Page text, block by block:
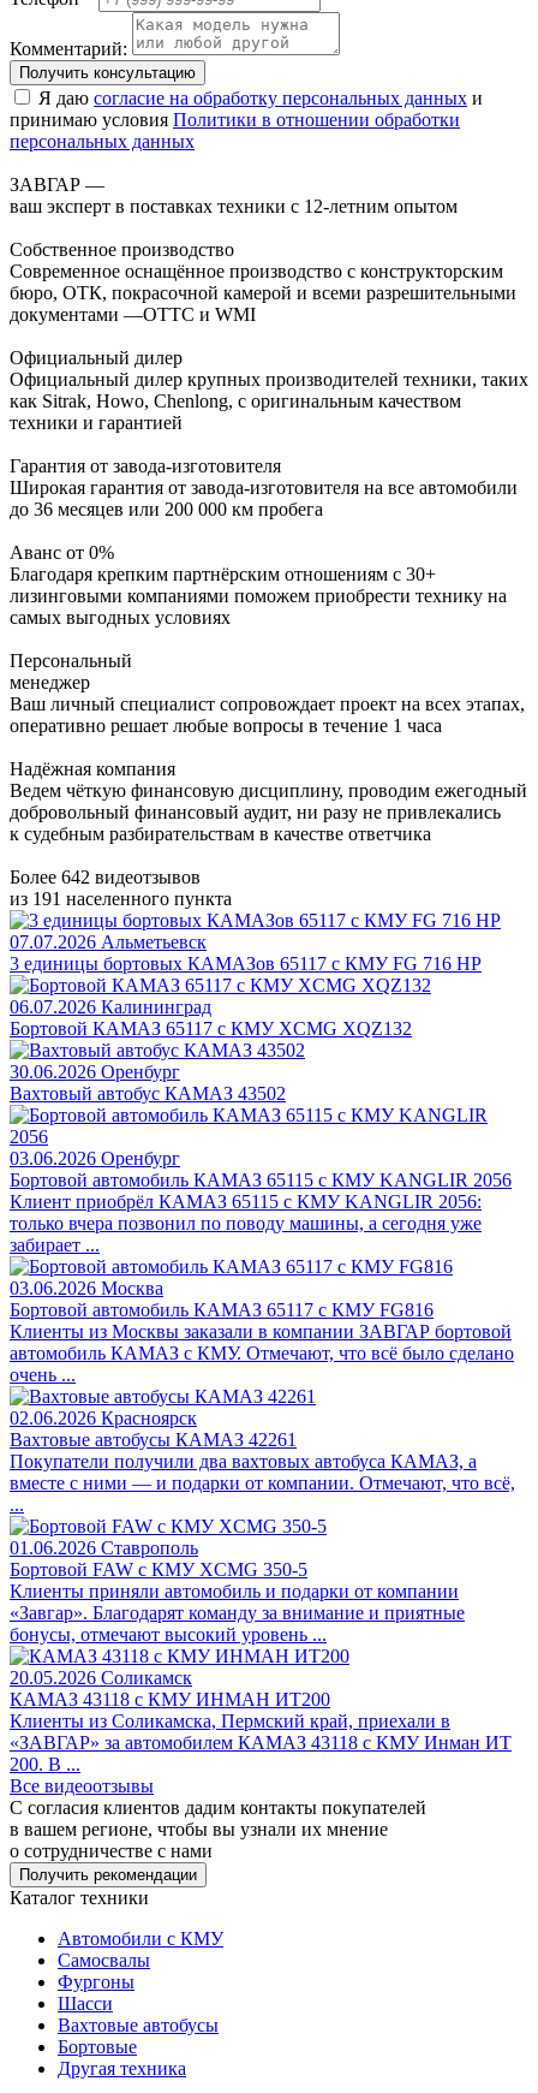
Комментарий:
Получить консультацию
Я даю согласие на обработку персональных данных и
принимаю условия Политики в отношении обработки
персональных данных
ЗАВГАР —
ваш эксперт в поставках техники с 12-летним опытом
Собственное производство
Современное оснащённое производство с конструкторским
бюро, ОТК, покрасочной камерой и всеми разрешительными
документами —ОТТС и WMI
Официальный дилер
Официальный дилер крупных производителей техники, таких
как Sitrak, Howo, Chenlong, с оригинальным качеством
техники и гарантией
Гарантия от завода-изготовителя
Широкая гарантия от завода-изготовителя на все автомобили
до 36 месяцев или 200 000 км пробега
Аванс от 0%
Благодаря крепким партнёрским отношениям с 30+
лизинговыми компаниями поможем приобрести технику на
самых выгодных условиях
Персональный
менеджер
Ваш личный специалист сопровождает проект на всех этапах,
оперативно решает любые вопросы в течение 1 часа
Надёжная компания
Ведем чёткую финансовую дисциплину, проводим ежегодный
добровольный финансовый аудит, ни разу не привлекались
к судебным разбирательствам в качестве ответчика
Более 642 видеотзывов
из 191 населенного пункта
07.07.2026 Альметьевск
3 единицы бортовых КАМАЗов 65117 с КМУ FG 716 HP
06.07.2026 Калининград
Бортовой КАМАЗ 65117 с КМУ XCMG XQZ132
30.06.2026 Оренбург
Вахтовый автобус КАМАЗ 43502
03.06.2026 Оренбург
Бортовой автомобиль КАМАЗ 65115 с КМУ KANGLIR 2056
Клиент приобрёл КАМАЗ 65115 с КМУ KANGLIR 2056:
только вчера позвонил по поводу машины, а сегодня уже
забирает ...
03.06.2026 Москва
Бортовой автомобиль КАМАЗ 65117 с КМУ FG816
Клиенты из Москвы заказали в компании ЗАВГАР бортовой
автомобиль КАМАЗ с КМУ. Отмечают, что всё было сделано
очень ...
02.06.2026 Красноярск
Вахтовые автобусы КАМАЗ 42261
Покупатели получили два вахтовых автобуса КАМАЗ, а
вместе с ними — и подарки от компании. Отмечают, что всё,
...
01.06.2026 Ставрополь
Бортовой FAW c КМУ XCMG 350-5
Клиенты приняли автомобиль и подарки от компании
«Завгар». Благодарят команду за внимание и приятные
бонусы, отмечают высокий уровень ...
20.05.2026 Соликамск
КАМАЗ 43118 с КМУ ИНМАН ИТ200
Клиенты из Соликамска, Пермский край, приехали в
«ЗАВГАР» за автомобилем КАМАЗ 43118 с КМУ Инман ИТ
200. В ...
Все видеоотзывы
С согласия клиентов дадим контакты покупателей
в вашем регионе, чтобы вы узнали их мнение
о сотрудничестве с нами
Получить рекомендации
Каталог техники
Автомобили с КМУ
Самосвалы
Фургоны
Шасси
Вахтовые автобусы
Бортовые
Другая техника